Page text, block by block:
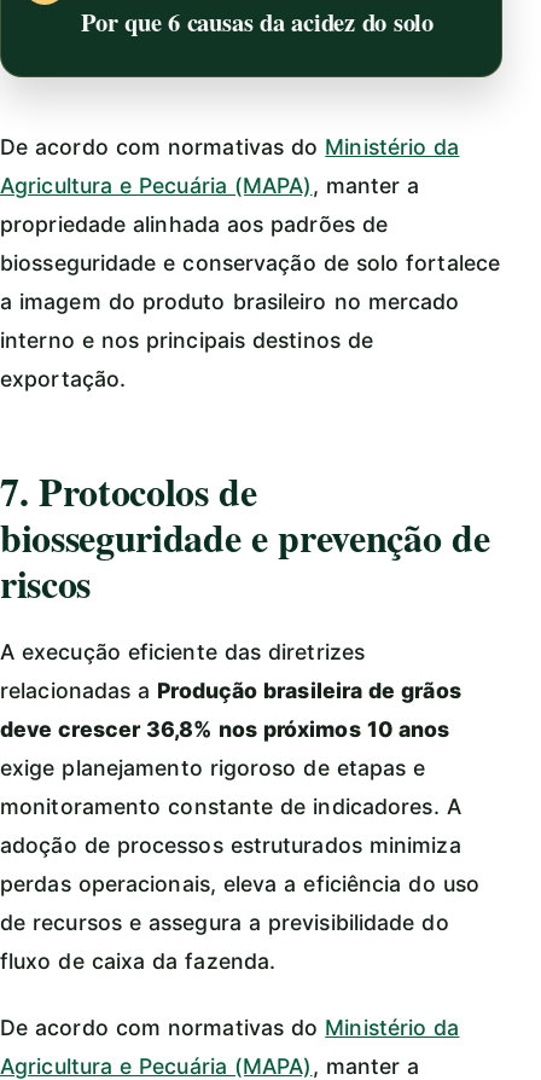
Por que 6 causas da acidez do solo
De acordo com normativas do Ministério da
Agricultura e Pecuária (MAPA), manter a
propriedade alinhada aos padrões de
biosseguridade e conservação de solo fortalece
a imagem do produto brasileiro no mercado
interno e nos principais destinos de
exportação.
7. Protocolos de
biosseguridade e prevenção de
riscos
A execução eficiente das diretrizes
relacionadas a Produção brasileira de grãos
deve crescer 36,8% nos próximos 10 anos
exige planejamento rigoroso de etapas e
monitoramento constante de indicadores. A
adoção de processos estruturados minimiza
perdas operacionais, eleva a eficiência do uso
de recursos e assegura a previsibilidade do
fluxo de caixa da fazenda.
De acordo com normativas do Ministério da
Agricultura e Pecuária (MAPA), manter a